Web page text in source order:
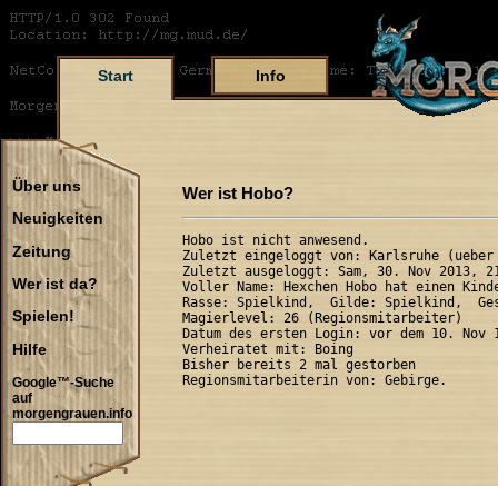
Start Info
Über uns
Neuigkeiten
Zeitung
Wer ist da?
Spielen!
Hilfe
Google™-Suche
auf
morgengrauen.info
Wer ist Hobo?
Hobo ist nicht anwesend.
Zuletzt eingeloggt von: Karlsruhe (ueber
Zuletzt ausgeloggt: Sam, 30. Nov 2013,
Voller Name: Hexchen Hobo hat einen
Rasse: Spielkind,  Gilde: Spielkind,
Magierlevel: 26 (Regionsmitarbeiter)
Datum des ersten Login: vor dem 10. Nov
Verheiratet mit: Boing
Bisher bereits 2 mal gestorben